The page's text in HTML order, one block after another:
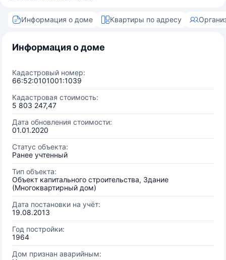
Информация о доме Квартиры по адресу
Информация о доме
Кадастровый номер:
66:52:0101001:1039
Кадастровая стоимость:
5 803 247,47
Дата обновления стоимости:
01.01.2020
Статус объекта:
Ранее учтенный
Тип объекта:
Объект капитального строительства, Здание
(Многоквартирный дом)
Дата постановки на учёт:
19.08.2013
Год постройки:
1964
Дом признан аварийным: